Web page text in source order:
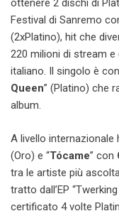
ottenere 2 dischi di
Festival di Sanremo
(2xPlatino), hit che
220 milioni di stream
italiano. Il singolo è
Queen” (Platino) che
album.
A livello internazionale
(Oro) e “Tócame” con
tra le artiste più
tratto dall’EP
certificato 4 volte